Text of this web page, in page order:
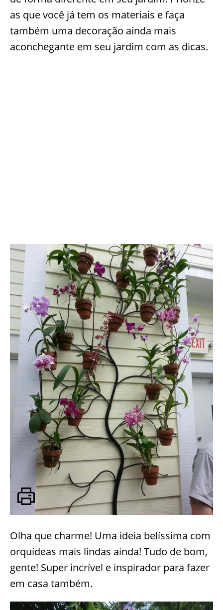
as que você já tem os materiais e faça
também uma decoração ainda mais
aconchegante em seu jardim com as dicas.
Olha que charme! Uma ideia belíssima com
orquídeas mais lindas ainda! Tudo de bom,
gente! Super incrível e inspirador para fazer
em casa também.